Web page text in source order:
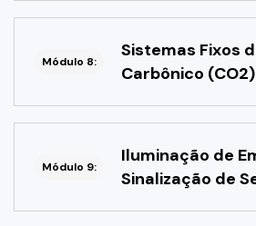
Módulo 8:
Sistemas Fixos
Carbônico (CO2)
Módulo 9:
Iluminação de
Sinalização de